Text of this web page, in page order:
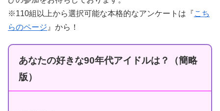
※110組以上から選択可能な本格的なアンケートは『こち
らのページ 』から！
あなたの好きな90年代アイドルは？（簡略
版）